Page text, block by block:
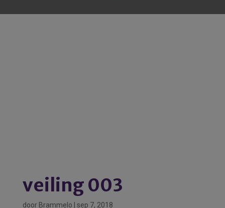
veiling 003
door Brammelo sep 7, 2018